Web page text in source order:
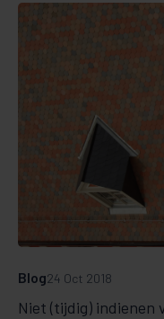
Niet (tijdig) indienen
Blog24 Oct 2018